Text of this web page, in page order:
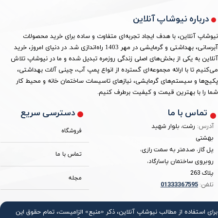
برای استفاده از مطالب نیوشاپ آنلاین، ذکر «منبع» الزامیست، تمام حقوق اين
درباره نیوشاپ آنلاین
نیوشاپ آنلاین، با هدف ایجاد تجربه‌ای متفاوت و ساده برای خرید محصولات
آبرسانی، بهداشتی و گرمایشی در مهر 1403 راه‌اندازی شد. در دنیای امروز، خرید
آنلاین به یکی از بخش‌های اصلی زندگی روزمره تبدیل شده و ما در نیوشاپ تلاش
می‌کنیم تا با ارائه مجموعه‌ای گسترده از انواع پمپ آب، چینی آلات بهداشتی،
پکیج‌ها و سیستم‌های گرمایشی، نیازهای تاسیسات ساختمان خانه و محیط کار
شما را با بهترین قیمت و کیفیت برطرف کنیم.
دسترسی سریع
فروشگاه
تماس با ما
مجله
تماس با ما
آدرس: رشت، بلوار شهید
بهشتی
پل گاز، صدمتر به سمت رازی،
روبروی ساختمان پاسارگاد،
پلاک 263
تلفن:
01333367595